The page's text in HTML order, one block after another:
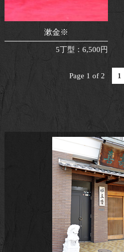
漱金※
5丁型 ：6,500円
Page 1 of 2 1